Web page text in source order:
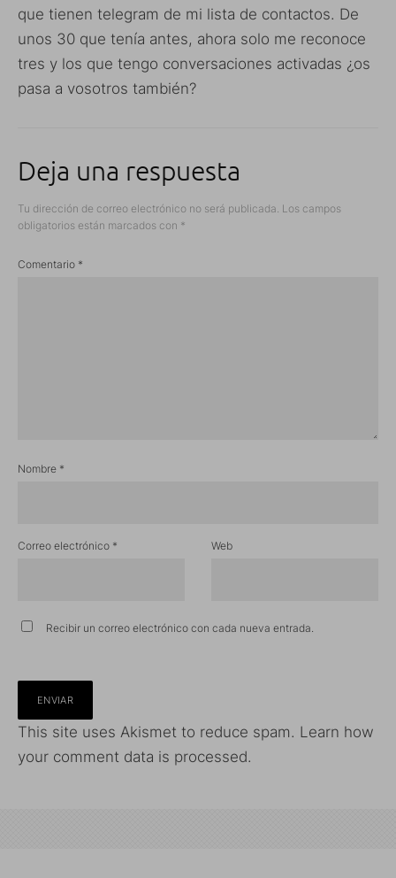
que tienen telegram de mi lista de contactos. De
unos 30 que tenía antes, ahora solo me reconoce
tres y los que tengo conversaciones activadas ¿os
pasa a vosotros también?
Deja una respuesta
Tu dirección de correo electrónico no será publicada. Los campos
obligatorios están marcados con *
Comentario *
Nombre *
Correo electrónico * Web
Recibir un correo electrónico con cada nueva entrada.
This site uses Akismet to reduce spam. Learn how
your comment data is processed.